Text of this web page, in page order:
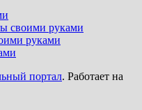
своими руками
руками
портал. Работает на